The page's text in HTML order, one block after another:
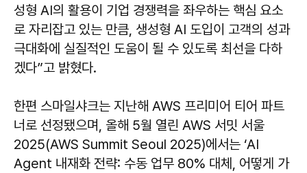
성형 AI의 활용이 기업 경쟁력을 좌우하는 핵심 요소
로 자리잡고 있는 만큼, 생성형 AI 도입이 고객의 성과
극대화에 실질적인 도움이 될 수 있도록 최선을 다하
겠다”고 밝혔다.
한편 스마일샤크는 지난해 AWS 프리미어 티어 파트
너로 선정됐으며, 올해 5월 열린 AWS 서밋 서울
2025(AWS Summit Seoul 2025)에서는 ‘AI
Agent 내재화 전략: 수동 업무 80% 대체, 어떻게 가